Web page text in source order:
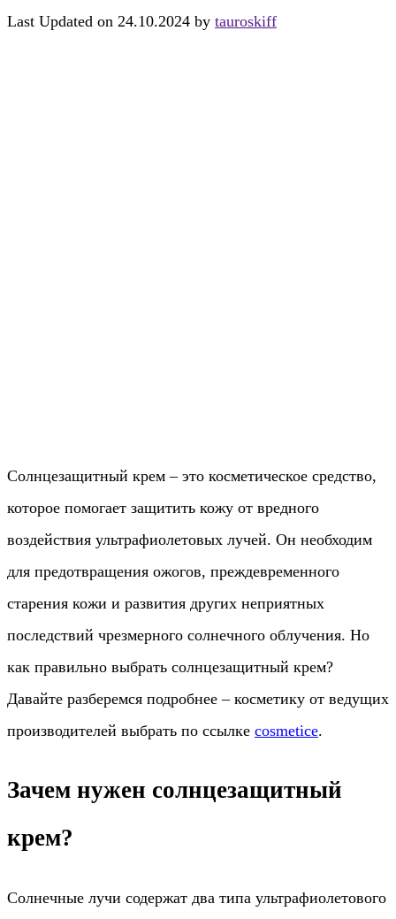
Last Updated on 24.10.2024 by tauroskiff
Солнцезащитный крем – это косметическое средство,
которое помогает защитить кожу от вредного
воздействия ультрафиолетовых лучей. Он необходим
для предотвращения ожогов, преждевременного
старения кожи и развития других неприятных
последствий чрезмерного солнечного облучения. Но
как правильно выбрать солнцезащитный крем?
Давайте разберемся подробнее – косметику от ведущих
производителей выбрать по ссылке cosmetice.
Зачем нужен солнцезащитный
крем?
Солнечные лучи содержат два типа ультрафиолетового